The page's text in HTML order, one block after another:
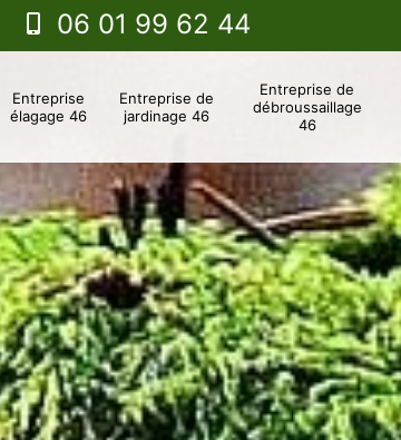
06 01 99 62 44
Entreprise
élagage 46
Entreprise de
jardinage 46
Entreprise de
débroussaillage
46